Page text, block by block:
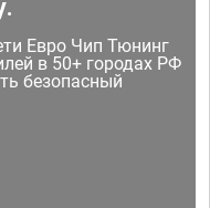
Евро Чип Тюнинг
в 50+ городах РФ
безопасный